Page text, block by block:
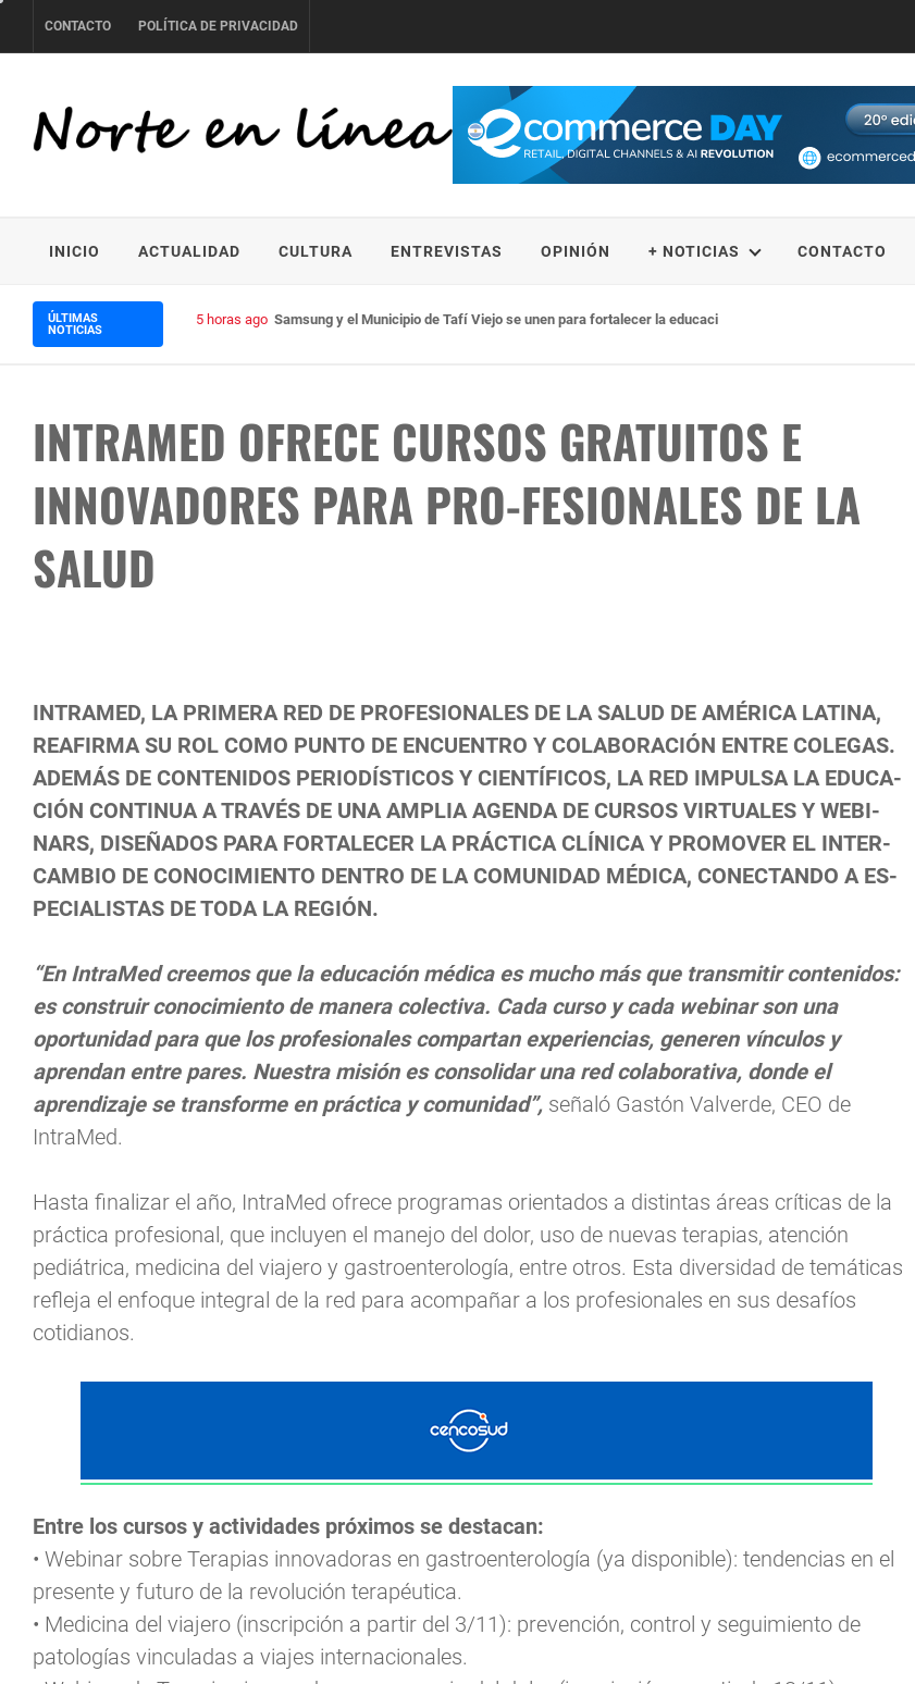
to
CONTACTO POLÍTICA DE PRIVACIDAD
INICIO ACTUALIDAD CULTURA ENTREVISTAS OPINIÓN + NOTICIAS CONTACTO
ÚLTIMAS
NOTICIAS
5 horas ago Samsung y el Municipio de Tafí Viejo se unen para fortalecer la educación STEM
INTRAMED OFRECE CURSOS GRATUITOS E
INNOVADORES PARA PRO-FESIONALES DE LA
SALUD
INTRAMED, LA PRIMERA RED DE PROFESIONALES DE LA SALUD DE AMÉRICA LATINA,
REAFIRMA SU ROL COMO PUNTO DE ENCUENTRO Y COLABORACIÓN ENTRE COLEGAS.
ADEMÁS DE CONTENIDOS PERIODÍSTICOS Y CIENTÍFICOS, LA RED IMPULSA LA EDUCA-
CIÓN CONTINUA A TRAVÉS DE UNA AMPLIA AGENDA DE CURSOS VIRTUALES Y WEBI-
NARS, DISEÑADOS PARA FORTALECER LA PRÁCTICA CLÍNICA Y PROMOVER EL INTER-
CAMBIO DE CONOCIMIENTO DENTRO DE LA COMUNIDAD MÉDICA, CONECTANDO A ES-
PECIALISTAS DE TODA LA REGIÓN.
“En IntraMed creemos que la educación médica es mucho más que transmitir contenidos:
es construir conocimiento de manera colectiva. Cada curso y cada webinar son una
oportunidad para que los profesionales compartan experiencias, generen vínculos y
aprendan entre pares. Nuestra misión es consolidar una red colaborativa, donde el
aprendizaje se transforme en práctica y comunidad”, señaló Gastón Valverde, CEO de
IntraMed.
Hasta finalizar el año, IntraMed ofrece programas orientados a distintas áreas críticas de la
práctica profesional, que incluyen el manejo del dolor, uso de nuevas terapias, atención
pediátrica, medicina del viajero y gastroenterología, entre otros. Esta diversidad de temáticas
refleja el enfoque integral de la red para acompañar a los profesionales en sus desafíos
cotidianos.
Entre los cursos y actividades próximos se destacan:
• Webinar sobre Terapias innovadoras en gastroenterología (ya disponible): tendencias en el
presente y futuro de la revolución terapéutica.
• Medicina del viajero (inscripción a partir del 3/11): prevención, control y seguimiento de
patologías vinculadas a viajes internacionales.